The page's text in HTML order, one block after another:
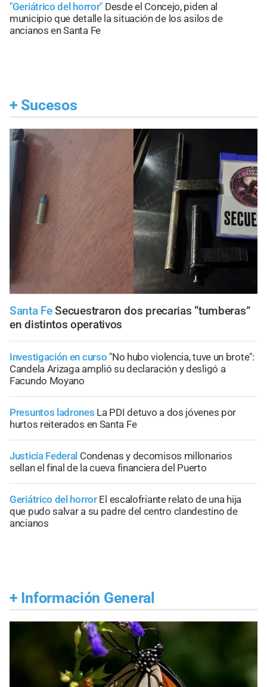
"Geriátrico del horror" Desde el Concejo, piden al
municipio que detalle la situación de los asilos de
ancianos en Santa Fe
+ Sucesos
Santa Fe Secuestraron dos precarias “tumberas”
en distintos operativos
Investigación en curso "No hubo violencia, tuve un brote":
Candela Arizaga amplió su declaración y desligó a
Facundo Moyano
Presuntos ladrones La PDI detuvo a dos jóvenes por
hurtos reiterados en Santa Fe
Justicia Federal Condenas y decomisos millonarios
sellan el final de la cueva financiera del Puerto
Geriátrico del horror El escalofriante relato de una hija
que pudo salvar a su padre del centro clandestino de
ancianos
+ Información General